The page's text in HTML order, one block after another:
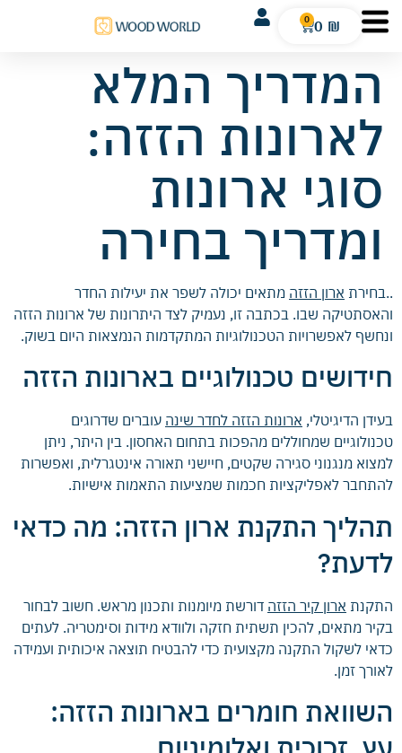
0 ₪
0
המדריך המלא
לארונות הזזה:
סוגי ארונות
ומדריך בחירה
..בחירת ארון הזזה מתאים יכולה לשפר את יעילות החדר
והאסתטיקה שבו. בכתבה זו, נעמיק לצד היתרונות של ארונות הזזה
ונחשף לאפשרויות הטכנולוגיות המתקדמות הנמצאות היום בשוק.
חידושים טכנולוגיים בארונות הזזה
בעידן הדיגיטלי, ארונות הזזה לחדר שינה עוברים שדרוגים
טכנולוגיים שמחוללים מהפכות בתחום האחסון. בין היתר, ניתן
למצוא מנגנוני סגירה שקטים, חיישני תאורה אינטגרלית, ואפשרות
להתחבר לאפליקציות חכמות שמציעות התאמות אישיות.
תהליך התקנת ארון הזזה: מה כדאי
לדעת?
התקנת ארון קיר הזזה דורשת מיומנות ותכנון מראש. חשוב לבחור
בקיר מתאים, להכין תשתית חזקה ולוודא מידות וסימטריה. לעתים
כדאי לשקול התקנה מקצועית כדי להבטיח תוצאה איכותית ועמידה
לאורך זמן.
השוואת חומרים בארונות הזזה: